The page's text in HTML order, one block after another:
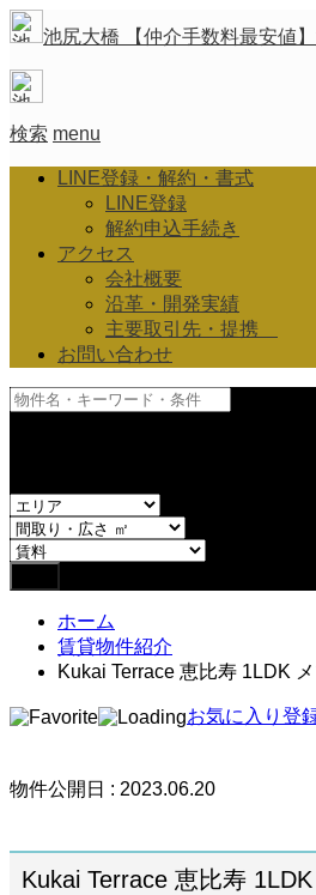
池尻大橋 【仲介手数料最安値
検索 menu
LINE登録・解約・書式
LINE登録
解約申込手続き
アクセス
会社概要
沿革・開発実績
主要取引先・提携
お問い合わせ
ホーム
賃貸物件紹介
Kukai Terrace 恵比寿 1LDK
お気に入り登
物件公開日 : 2023.06.20
Kukai Terrace 恵比寿